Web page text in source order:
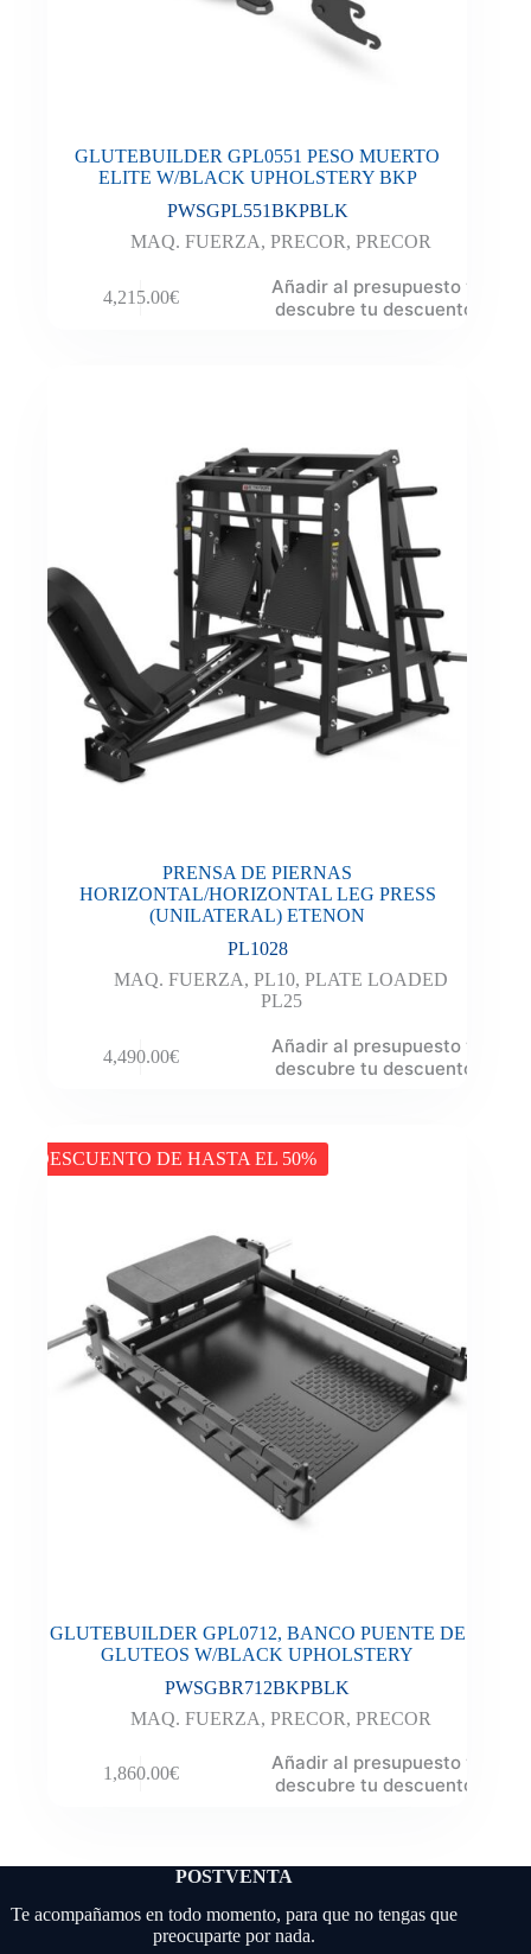
GLUTEBUILDER GPL0551 PESO MUERTO
ELITE W/BLACK UPHOLSTERY BKP
PWSGPL551BKPBLK
MAQ. FUERZA,PRECOR,PRECOR
4,215.00€
Añadir al presupuesto y
descubre tu descuento
PRENSA DE PIERNAS
HORIZONTAL/HORIZONTAL LEG PRESS
(UNILATERAL) ETENON
PL1028
MAQ. FUERZA,PL10,PLATE LOADED
PL25
4,490.00€
Añadir al presupuesto y
descubre tu descuento
DESCUENTO DE HASTA EL 50%
GLUTEBUILDER GPL0712, BANCO PUENTE DE
GLUTEOS W/BLACK UPHOLSTERY
PWSGBR712BKPBLK
MAQ. FUERZA,PRECOR,PRECOR
1,860.00€
Añadir al presupuesto y
descubre tu descuento
POSTVENTA
Te acompañamos en todo momento, para que no tengas que
preocuparte por nada.